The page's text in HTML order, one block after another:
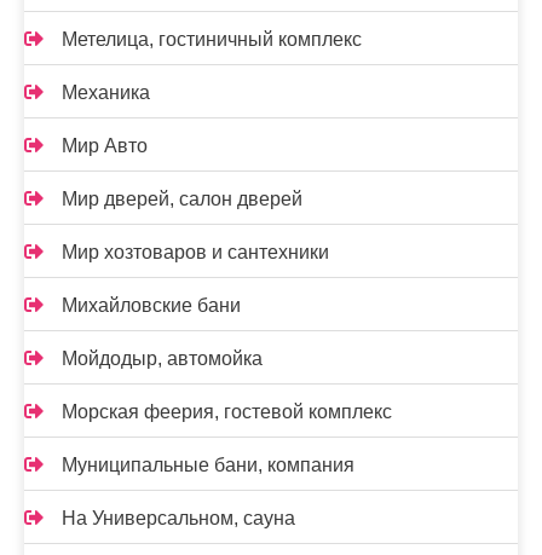
Метелица, гостиничный комплекс
Механика
Мир Авто
Мир дверей, салон дверей
Мир хозтоваров и сантехники
Михайловские бани
Мойдодыр, автомойка
Морская феерия, гостевой комплекс
Муниципальные бани, компания
На Универсальном, сауна